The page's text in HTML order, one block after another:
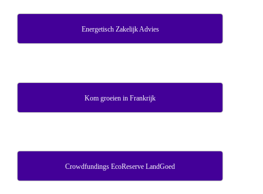
Energetisch Zakelijk Advies
Kom groeien in Frankrijk
Crowdfundings EcoReserve LandGoed